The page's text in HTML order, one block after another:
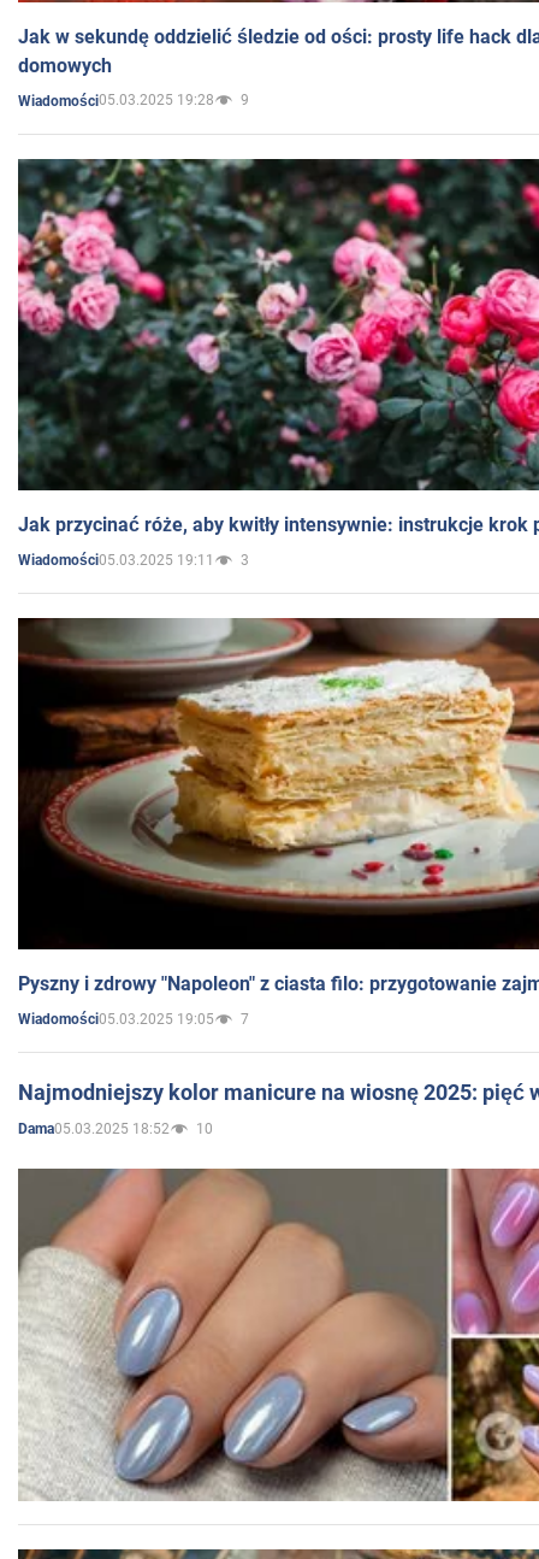
Jak w sekundę oddzielić śledzie od ości: prosty life hack
domowych
Wiadomości05.03.2025 19:28 9
Jak przycinać róże, aby kwitły intensywnie: instrukcje krok
Wiadomości05.03.2025 19:11 3
Pyszny i zdrowy "Napoleon" z ciasta filo: przygotowanie
Wiadomości05.03.2025 19:05 7
Najmodniejszy kolor manicure na wiosnę 2025: pięć
Dama05.03.2025 18:52 10